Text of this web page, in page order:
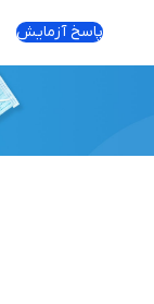
پاسخ آزمایش